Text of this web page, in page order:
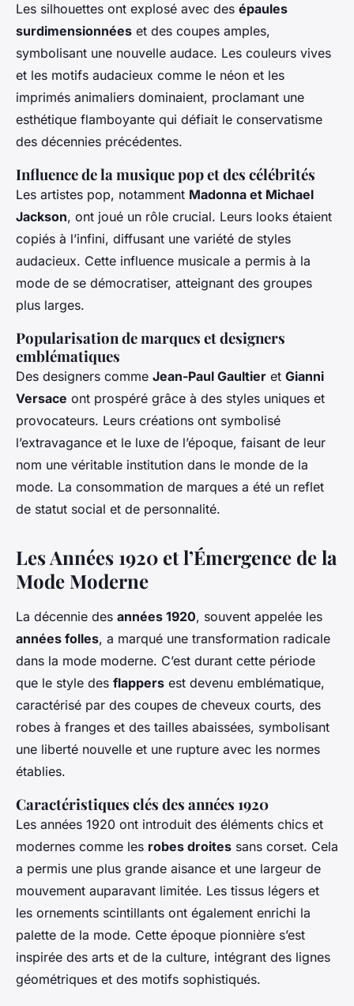
Les silhouettes ont explosé avec des épaules
surdimensionnées et des coupes amples,
symbolisant une nouvelle audace. Les couleurs vives
et les motifs audacieux comme le néon et les
imprimés animaliers dominaient, proclamant une
esthétique flamboyante qui défiait le conservatisme
des décennies précédentes.
Influence de la musique pop et des célébrités
Les artistes pop, notamment Madonna et Michael
Jackson, ont joué un rôle crucial. Leurs looks étaient
copiés à l’infini, diffusant une variété de styles
audacieux. Cette influence musicale a permis à la
mode de se démocratiser, atteignant des groupes
plus larges.
Popularisation de marques et designers
emblématiques
Des designers comme Jean-Paul Gaultier et Gianni
Versace ont prospéré grâce à des styles uniques et
provocateurs. Leurs créations ont symbolisé
l’extravagance et le luxe de l’époque, faisant de leur
nom une véritable institution dans le monde de la
mode. La consommation de marques a été un reflet
de statut social et de personnalité.
Les Années 1920 et l’Émergence de la
Mode Moderne
La décennie des années 1920, souvent appelée les
années folles, a marqué une transformation radicale
dans la mode moderne. C’est durant cette période
que le style des flappers est devenu emblématique,
caractérisé par des coupes de cheveux courts, des
robes à franges et des tailles abaissées, symbolisant
une liberté nouvelle et une rupture avec les normes
établies.
Caractéristiques clés des années 1920
Les années 1920 ont introduit des éléments chics et
modernes comme les robes droites sans corset. Cela
a permis une plus grande aisance et une largeur de
mouvement auparavant limitée. Les tissus légers et
les ornements scintillants ont également enrichi la
palette de la mode. Cette époque pionnière s’est
inspirée des arts et de la culture, intégrant des lignes
géométriques et des motifs sophistiqués.